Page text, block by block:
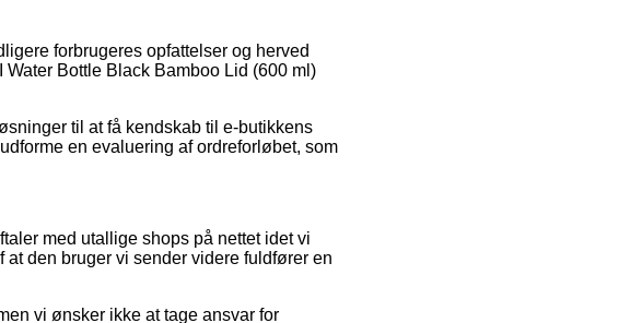
forbrugeres opfattelser og herved
Bottle Black Bamboo Lid (600 ml)
til at få kendskab til e-butikkens
en evaluering af ordreforløbet, som
med utallige shops på nettet idet vi
den bruger vi sender videre fuldfører en
vi ønsker ikke at tage ansvar for